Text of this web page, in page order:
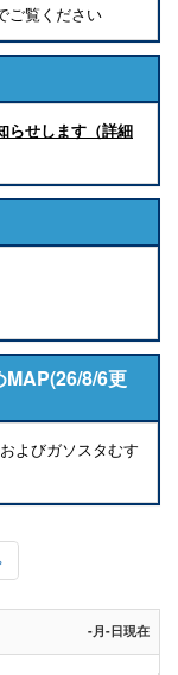
ご覧ください
らせします（詳細
MAP(26/8/6更
よびガソスタむす
-月-日現在